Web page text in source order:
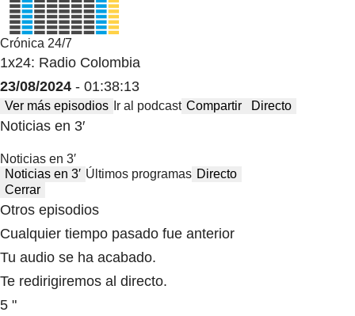
Crónica 24/7
1x24: Radio Colombia
23/08/2024 - 01:38:13
Ver más episodios Ir al podcast Compartir Directo
Noticias en 3′
Noticias en 3′
Noticias en 3′ Últimos programas Directo
Cerrar
Otros episodios
Cualquier tiempo pasado fue anterior
Tu audio se ha acabado.
Te redirigiremos al directo.
5 "